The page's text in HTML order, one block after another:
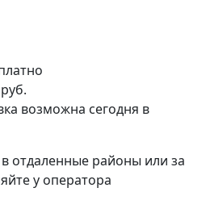
возможна сегодня в
отдаленные районы или за
у оператора